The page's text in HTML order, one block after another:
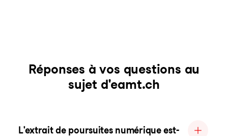
Réponses à vos questions au
sujet d'eamt.ch
L'extrait de poursuites numérique est-